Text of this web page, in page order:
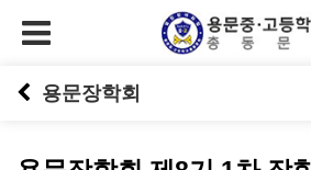
용문장학회